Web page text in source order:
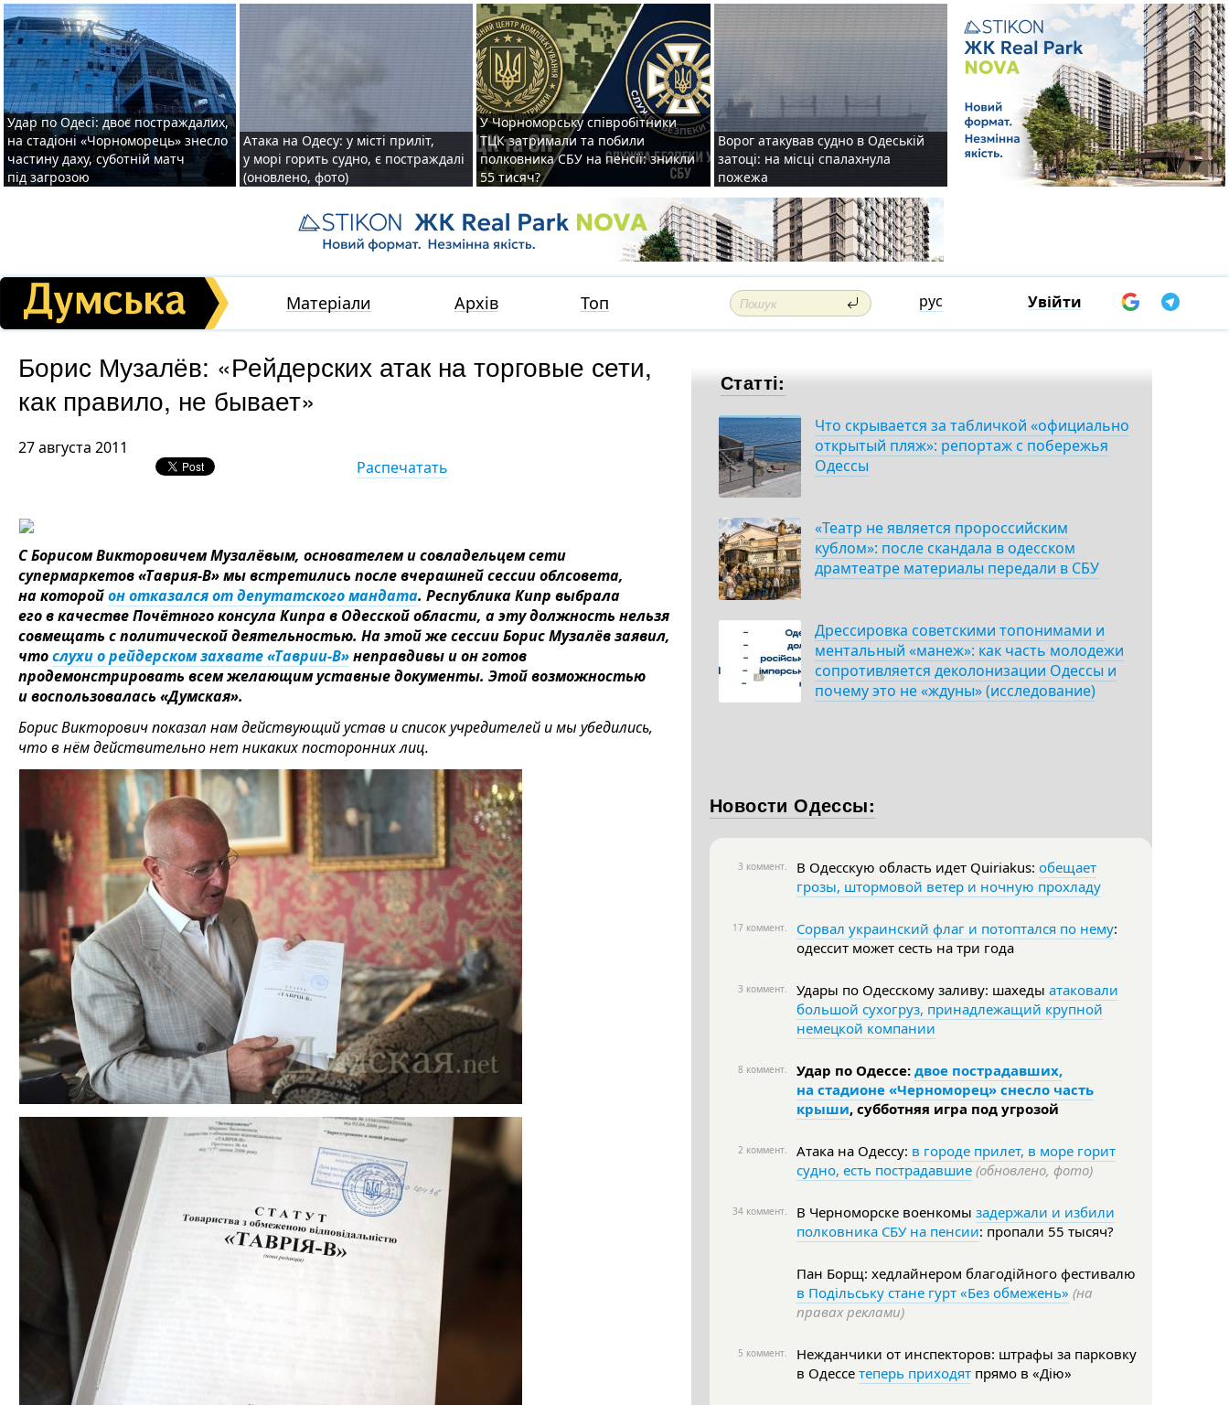
Удар по Одесі: двоє постраждалих,
на стадіоні «Чорноморець» знесло
частину даху, суботній матч
під загрозою
Атака на Одесу: у місті приліт,
у морі горить судно, є постраждалі
(оновлено, фото)
У Чорноморську співробітники
ТЦК затримали та побили
полковника СБУ на пенсії: зникли
55 тисяч?
Ворог атакував судно в Одеській
затоці: на місці спалахнула
пожежа
Матеріали Архів Топ рус Увійти
Борис Музалёв: «Рейдерских атак на торговые сети,
как правило, не бывает»
27 августа 2011
Распечатать
С Борисом Викторовичем Музалёвым, основателем и совладельцем сети
супермаркетов «Таврия-В» мы встретились после вчерашней сессии облсовета,
на которойон отказался от депутатского мандата. Республика Кипр выбрала
его в качестве Почётного консула Кипра в Одесской области, а эту должность нельзя
совмещать с политической деятельностью. На этой же сессии Борис Музалёв заявил,
чтослухи о рейдерском захвате «Таврии-В»неправдивы и он готов
продемонстрировать всем желающим уставные документы. Этой возможностью
и воспользовалась «Думская».
Борис Викторович показал нам действующий устав и список учредителей и мы убедились,
что в нём действительно нет никаких посторонних лиц.
Статті:
Что скрывается за табличкой «официально
открытый пляж»: репортаж с побережья
Одессы
«Театр не является пророссийским
кублом»: после скандала в одесском
драмтеатре материалы передали в СБУ
Дрессировка советскими топонимами и
ментальный «манеж»: как часть молодежи
сопротивляется деколонизации Одессы и
почему это не «ждуны» (исследование)
Новости Одессы:
3 коммент. В Одесскую область идет Quiriakus: обещает
грозы, штормовой ветер и ночную прохладу
17 коммент. Сорвал украинский флаг и потоптался по нему:
одессит может сесть на три года
3 коммент. Удары по Одесскому заливу: шахеды атаковали
большой сухогруз, принадлежащий крупной
немецкой компании
8 коммент. Удар по Одессе: двое пострадавших,
на стадионе «Черноморец» снесло часть
крыши, субботняя игра под угрозой
2 коммент. Атака на Одессу: в городе прилет, в море горит
судно, есть пострадавшие (обновлено, фото)
34 коммент. В Черноморске военкомы задержали и избили
полковника СБУ на пенсии: пропали 55 тысяч?
Пан Борщ: хедлайнером благодійного фестивалю
в Подільську стане гурт «Без обмежень» (на
правах реклами)
5 коммент.
Нежданчики от инспекторов: штрафы за парковку
в Одессе теперь приходят прямо в «Дію»